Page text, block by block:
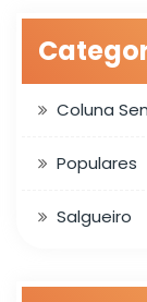
Coluna
Populares
Salgueiro